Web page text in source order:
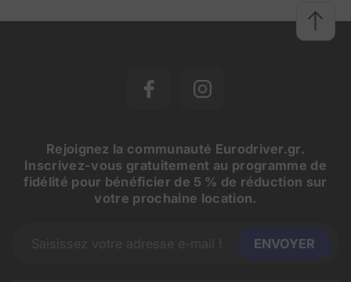
Rejoignez la communauté Eurodriver.gr.
Inscrivez-vous gratuitement au programme de
fidélité pour bénéficier de 5 % de réduction sur
votre prochaine location.